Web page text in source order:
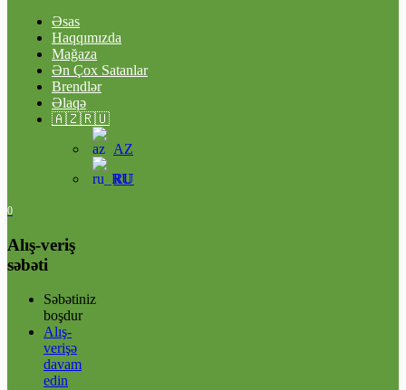
Əsas
Haqqımızda
Mağaza
Ən Çox Satanlar
Brendlər
Əlaqə
🇦🇿🇷🇺
AZ
RU
0
Alış-veriş
səbəti
Səbətiniz
boşdur
Alış-
verişə
davam
edin